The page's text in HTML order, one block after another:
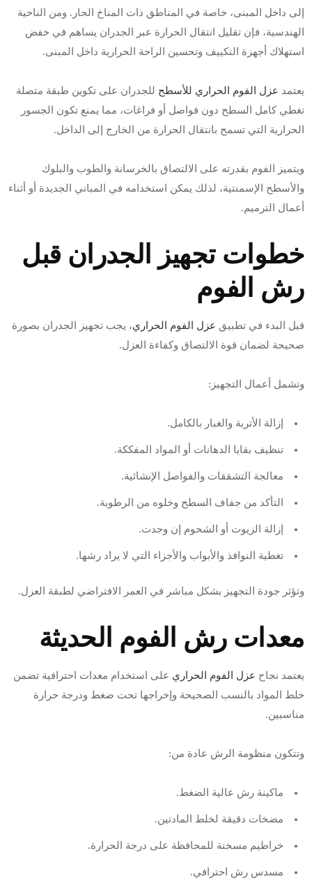
إلى داخل المبنى، خاصة في المناطق ذات المناخ الحار. ومن الناحية
الهندسية، فإن تقليل انتقال الحرارة عبر الجدران يساهم في خفض
استهلاك أجهزة التكييف وتحسين الراحة الحرارية داخل المبنى.
يعتمد عزل الفوم الحراري للأسطح للجدران على تكوين طبقة متصلة
تغطي كامل السطح دون فواصل أو فراغات، مما يمنع تكون الجسور
الحرارية التي تسمح بانتقال الحرارة من الخارج إلى الداخل.
ويتميز الفوم بقدرته على الالتصاق بالخرسانة والطوب والبلوك
والأسطح الإسمنتية، لذلك يمكن استخدامه في المباني الجديدة أو أثناء
أعمال الترميم.
خطوات تجهيز الجدران قبل
رش الفوم
قبل البدء في تطبيق عزل الفوم الحراري، يجب تجهيز الجدران بصورة
صحيحة لضمان قوة الالتصاق وكفاءة العزل.
وتشمل أعمال التجهيز:
إزالة الأتربة والغبار بالكامل.
تنظيف بقايا الدهانات أو المواد المفككة.
معالجة التشققات والفواصل الإنشائية.
التأكد من جفاف السطح وخلوه من الرطوبة.
إزالة الزيوت أو الشحوم إن وجدت.
تغطية النوافذ والأبواب والأجزاء التي لا يراد رشها.
وتؤثر جودة التجهيز بشكل مباشر في العمر الافتراضي لطبقة العزل.
معدات رش الفوم الحديثة
يعتمد نجاح عزل الفوم الحراري على استخدام معدات احترافية تضمن
خلط المواد بالنسب الصحيحة وإخراجها تحت ضغط ودرجة حرارة
مناسبين.
وتتكون منظومة الرش عادة من:
ماكينة رش عالية الضغط.
مضخات دقيقة لخلط المادتين.
خراطيم مسخنة للمحافظة على درجة الحرارة.
مسدس رش احترافي.